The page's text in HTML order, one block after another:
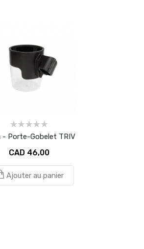
- Porte-Gobelet TRIV
CAD 46,00
Ajouter au panier